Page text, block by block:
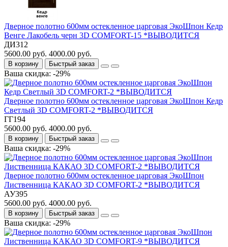
Дверное полотно 600мм остекленное царговая ЭкоШпон Кедр
Венге Лакобель черн 3D COMFORT-15 *ВЫВОДИТСЯ
ДИ312
5600.00 руб. 4000.00 руб.
В корзину Быстрый заказ
Ваша скидка: -29%
Дверное полотно 600мм остекленное царговая ЭкоШпон Кедр
Светлый 3D COMFORT-2 *ВЫВОДИТСЯ
ГГ194
5600.00 руб. 4000.00 руб.
В корзину Быстрый заказ
Ваша скидка: -29%
Дверное полотно 600мм остекленное царговая ЭкоШпон
Лиственница КАКАО 3D COMFORT-2 *ВЫВОДИТСЯ
АУ395
5600.00 руб. 4000.00 руб.
В корзину Быстрый заказ
Ваша скидка: -29%